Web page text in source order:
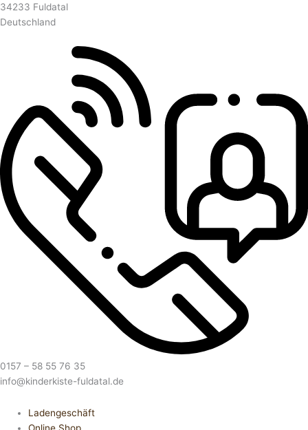
34233 Fuldatal
Deutschland
0157 – 58 55 76 35
info@kinderkiste-fuldatal.de
Ladengeschäft